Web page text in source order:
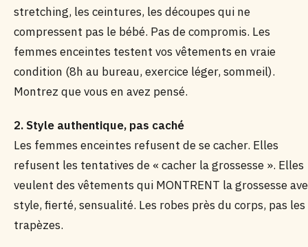
stretching, les ceintures, les découpes qui ne
compressent pas le bébé. Pas de compromis. Les
femmes enceintes testent vos vêtements en vraie
condition (8h au bureau, exercice léger, sommeil).
Montrez que vous en avez pensé.
2. Style authentique, pas caché
Les femmes enceintes refusent de se cacher. Elles
refusent les tentatives de « cacher la grossesse ». Elles
veulent des vêtements qui MONTRENT la grossesse
style, fierté, sensualité. Les robes près du corps, pas les
trapèzes.